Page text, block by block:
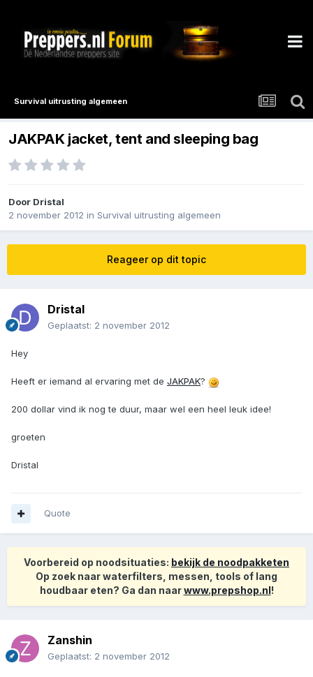
Survival uitrusting algemeen
JAKPAK jacket, tent and sleeping bag
Door Dristal
2 november 2012 in Survival uitrusting algemeen
Reageer op dit topic
Dristal
Geplaatst: 2 november 2012
Hey
Heeft er iemand al ervaring met de JAKPAK?
200 dollar vind ik nog te duur, maar wel een heel leuk idee!
groeten
Dristal
Quote
Voorbereid op noodsituaties: bekijk de noodpakketen
Op zoek naar waterfilters, messen, tools of lang
houdbaar eten? Ga dan naarwww.prepshop.nl!
Zanshin
Geplaatst: 2 november 2012